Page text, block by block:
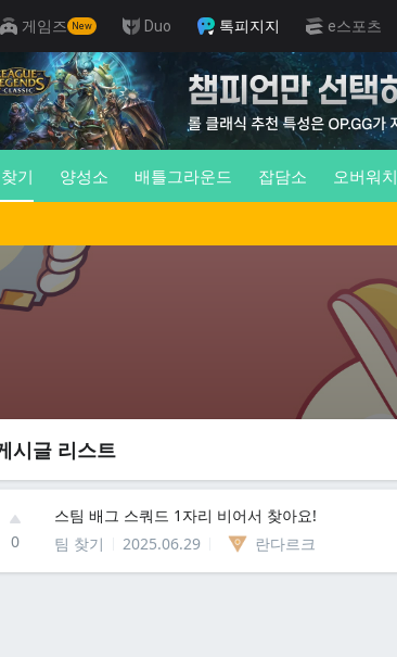
게임즈 New Duo 톡피지지 e스포츠
기 양성소 배틀그라운드 잡담소 오버워치
시글 리스트
0
스팀 배그 스쿼드 1자리 비어서 찾아요!
팀 찾기
2025.06.29 란다르크